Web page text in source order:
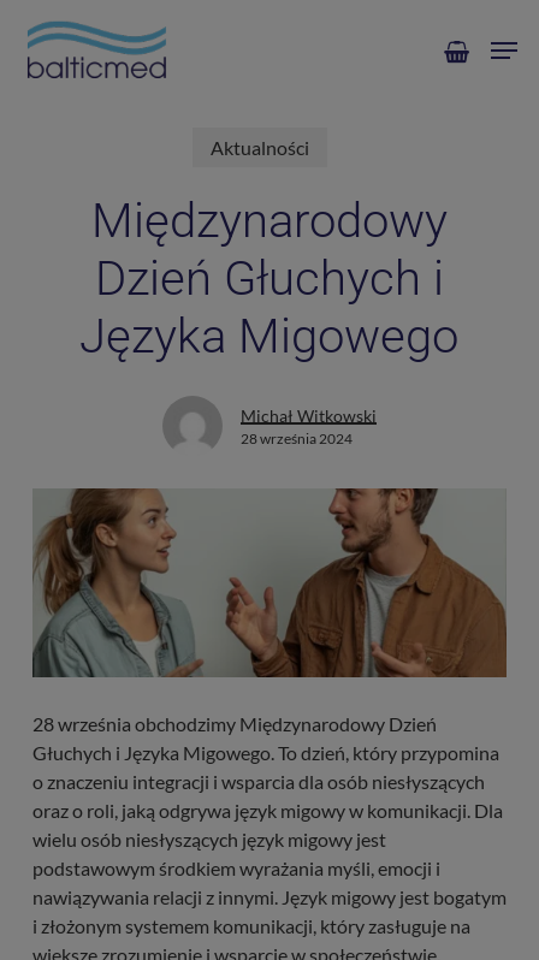
main
Aktualności
Międzynarodowy
Dzień Głuchych i
Języka Migowego
Michał Witkowski
28 września 2024
28 września obchodzimy Międzynarodowy Dzień
Głuchych i Języka Migowego. To dzień, który przypomina
o znaczeniu integracji i wsparcia dla osób niesłyszących
oraz o roli, jaką odgrywa język migowy w komunikacji. Dla
wielu osób niesłyszących język migowy jest
podstawowym środkiem wyrażania myśli, emocji i
nawiązywania relacji z innymi. Język migowy jest bogatym
i złożonym systemem komunikacji, który zasługuje na
większe zrozumienie i wsparcie w społeczeństwie.